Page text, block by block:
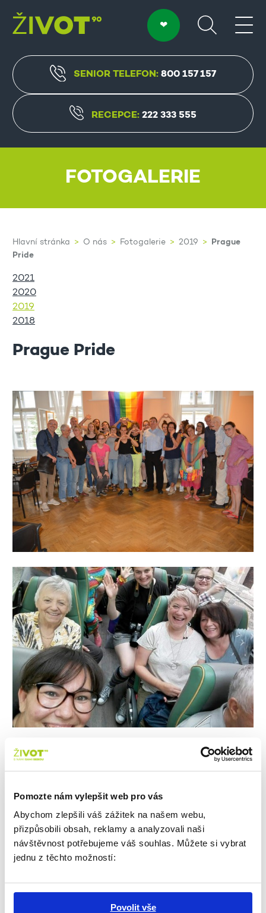
Pomozte nám vylepšit web pro vás
Abychom zlepšili váš zážitek na našem webu,
přizpůsobili obsah, reklamy a analyzovali naši
návštěvnost potřebujeme váš souhlas. Můžete si vybrat
jednu z těchto možností:
Povolit vše
SENIOR TELEFON:800 157 157
RECEPCE:222 333 555
FOTOGALERIE
Hlavní stránka O nás Fotogalerie 2019
Prague
Pride
2021
2020
2019
2018
Prague Pride